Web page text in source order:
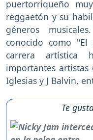
puertorriqueño
reggaetón y su
géneros
conocido como
carrera artística
importantes artistas
Iglesias y J Balvin,
Te